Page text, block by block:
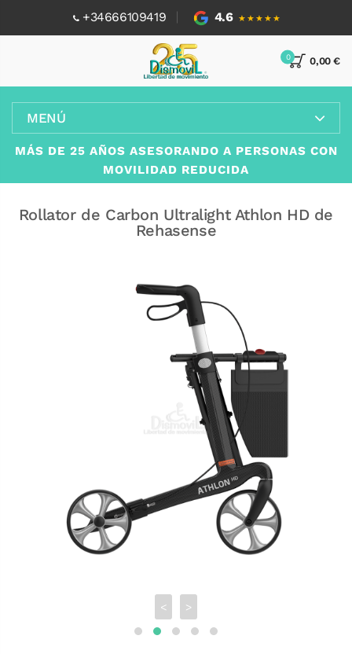
+34666109419 4.6 ★★★★★
0,00 €
0
MENÚ
MÁS DE 25 AÑOS ASESORANDO A PERSONAS CON
MOVILIDAD REDUCIDA
Rollator de Carbon Ultralight Athlon HD de
Rehasense
< >